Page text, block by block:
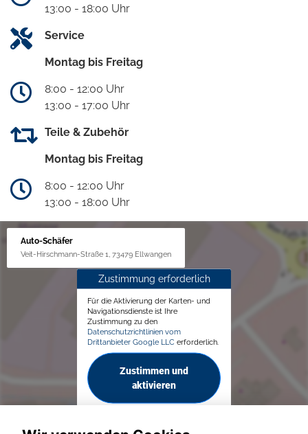
13:00 - 18:00 Uhr
Service
Montag bis Freitag
8:00 - 12:00 Uhr
13:00 - 17:00 Uhr
Teile & Zubehör
Montag bis Freitag
8:00 - 12:00 Uhr
13:00 - 18:00 Uhr
Auto-Schäfer
Veit-Hirschmann-Straße 1, 73479 Ellwangen
Zustimmung erforderlich
Für die Aktivierung der Karten- und
Navigationsdienste ist Ihre
Zustimmung zu den
Datenschutzrichtlinien vom
Drittanbieter Google LLC erforderlich.
Zustimmen und
aktivieren